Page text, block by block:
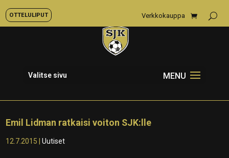
OTTELULIPUT Verkkokauppa
Valitse sivu
Emil Lidman ratkaisi voiton SJK:lle
12.7.2015 |Uutiset